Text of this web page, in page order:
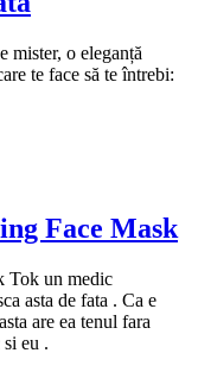
mister, o eleganță
te face să te întrebi:
Face Mask
Tok un medic
asta de fata . Ca e
are ea tenul fara
eu .